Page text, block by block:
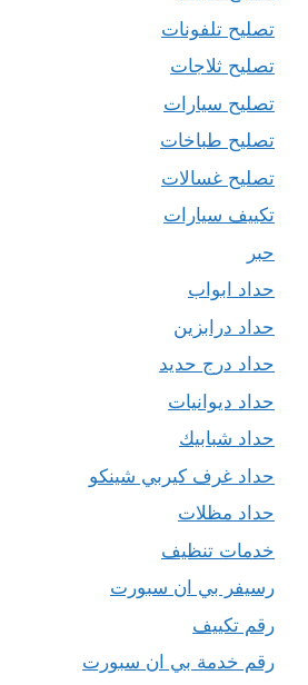
تصليح تلفونات
تصليح ثلاجات
تصليح سيارات
تصليح طباخات
تصليح غسالات
تكييف سيارات
حبر
حداد ابواب
حداد درابزين
حداد درج حديد
حداد ديوانيات
حداد شبابيك
حداد غرف كيربي شينكو
حداد مظلات
خدمات تنظيف
رسيفر بي ان سبورت
رقم تكييف
رقم خدمة بي ان سبورت